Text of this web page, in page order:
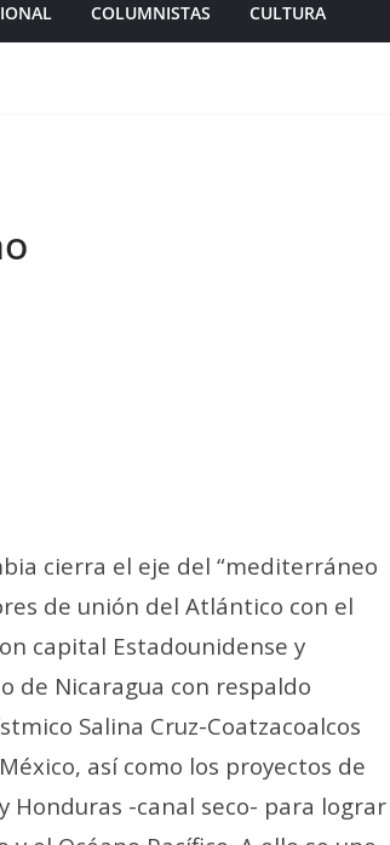
COLUMNISTAS CULTURA
cierra el eje del “mediterráneo
de unión del Atlántico con el
capital Estadounidense y
de Nicaragua con respaldo
Salina Cruz-Coatzacoalcos
así como los proyectos de
y Honduras -canal seco- para lograr